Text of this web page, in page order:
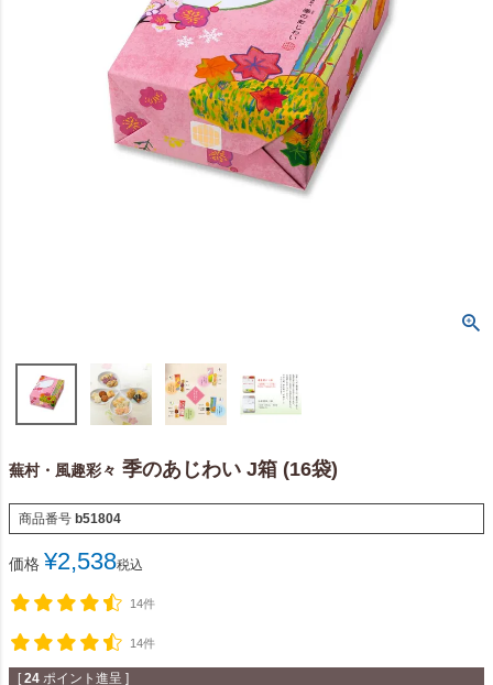
蕪村・風趣彩々 季のあじわい J箱 (16袋)
商品番号 b51804
価格 ¥2,538税込
14件
14件
[ 24 ポイント進呈 ]